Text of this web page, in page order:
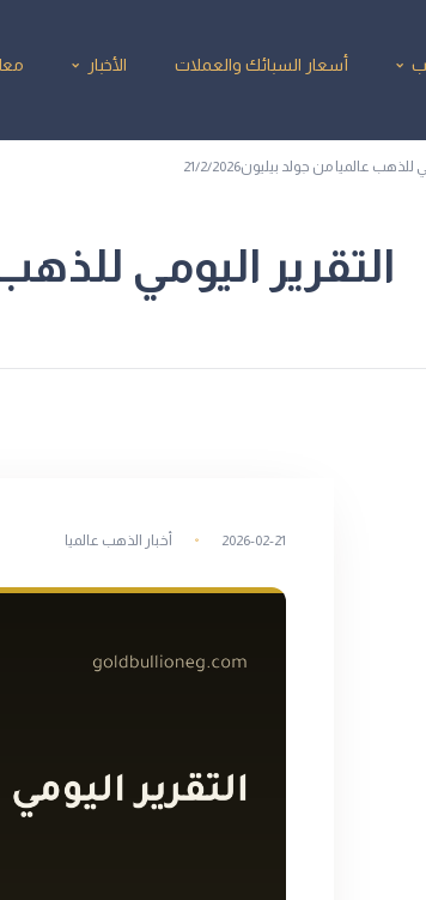
أسعار السبائك والعملات الأخبار
للذهب عالميا من جولد بيليون21/2/2026
التقرير اليومي للذهب
2026-02-21 أخبار الذهب عالميا